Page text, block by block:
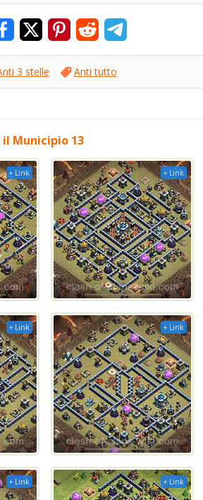
3 stelle Anti tutto
il Municipio 13
+ Link + Link
+ Link + Link
+ Link + Link